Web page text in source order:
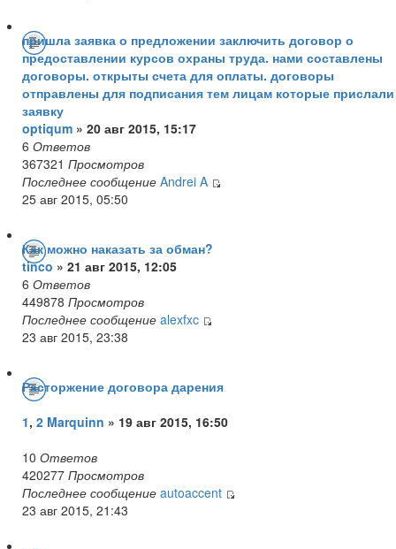
пришла заявка о предложении заключить договор о
предоставлении курсов охраны труда. нами составлены
договоры. открыты счета для оплаты. договоры
отправлены для подписания тем лицам которые прислали
заявку
optiqum » 20 авг 2015, 15:17
6 Ответов
367321 Просмотров
Последнее сообщение Andrei A
25 авг 2015, 05:50
Как можно наказать за обман?
tinco » 21 авг 2015, 12:05
6 Ответов
449878 Просмотров
Последнее сообщение alexfxc
23 авг 2015, 23:38
Расторжение договора дарения
1, 2 Marquinn » 19 авг 2015, 16:50
10 Ответов
420277 Просмотров
Последнее сообщение autoaccent
23 авг 2015, 21:43